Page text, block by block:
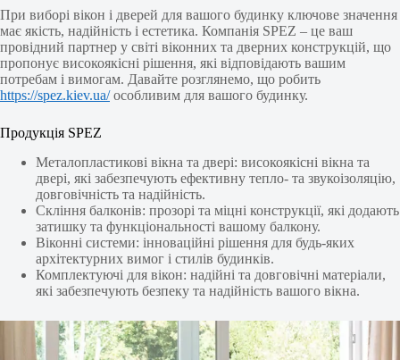
При виборі вікон і дверей для вашого будинку ключове значення
має якість, надійність і естетика. Компанія SPEZ – це ваш
провідний партнер у світі віконних та дверних конструкцій, що
пропонує високоякісні рішення, які відповідають вашим
потребам і вимогам. Давайте розглянемо, що робить
https://spez.kiev.ua/особливим для вашого будинку.
Продукція SPEZ
Металопластикові вікна та двері: високоякісні вікна та
двері, які забезпечують ефективну тепло- та звукоізоляцію,
довговічність та надійність.
Скління балконів: прозорі та міцні конструкції, які додають
затишку та функціональності вашому балкону.
Віконні системи: інноваційні рішення для будь-яких
архітектурних вимог і стилів будинків.
Комплектуючі для вікон: надійні та довговічні матеріали,
які забезпечують безпеку та надійність вашого вікна.